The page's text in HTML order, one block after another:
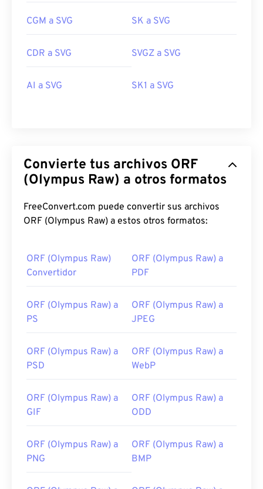
CGM a SVG SK a SVG
CDR a SVG SVGZ a SVG
AI a SVG SK1 a SVG
Convierte tus archivos ORF
(Olympus Raw) a otros formatos
FreeConvert.com puede convertir sus archivos
ORF (Olympus Raw) a estos otros formatos:
ORF (Olympus Raw)
Convertidor
ORF (Olympus Raw) a
PDF
ORF (Olympus Raw) a
PS
ORF (Olympus Raw) a
JPEG
ORF (Olympus Raw) a
PSD
ORF (Olympus Raw) a
WebP
ORF (Olympus Raw) a
GIF
ORF (Olympus Raw) a
ODD
ORF (Olympus Raw) a
PNG
ORF (Olympus Raw) a
BMP